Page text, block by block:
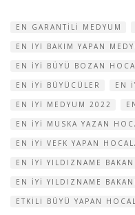
EN GARANTILI MEDYUM
EN IYI BAKIM YAPAN
EN IYI BÜYÜ BOZAN
EN IYI BÜYÜCÜLER
EN
EN IYI MEDYUM 2022
EN IYI MUSKA YAZAN
EN IYI VEFK YAPAN
EN IYI YILDIZNAME BAKAN
EN IYI YILDIZNAME
ETKILI BÜYÜ YAPAN